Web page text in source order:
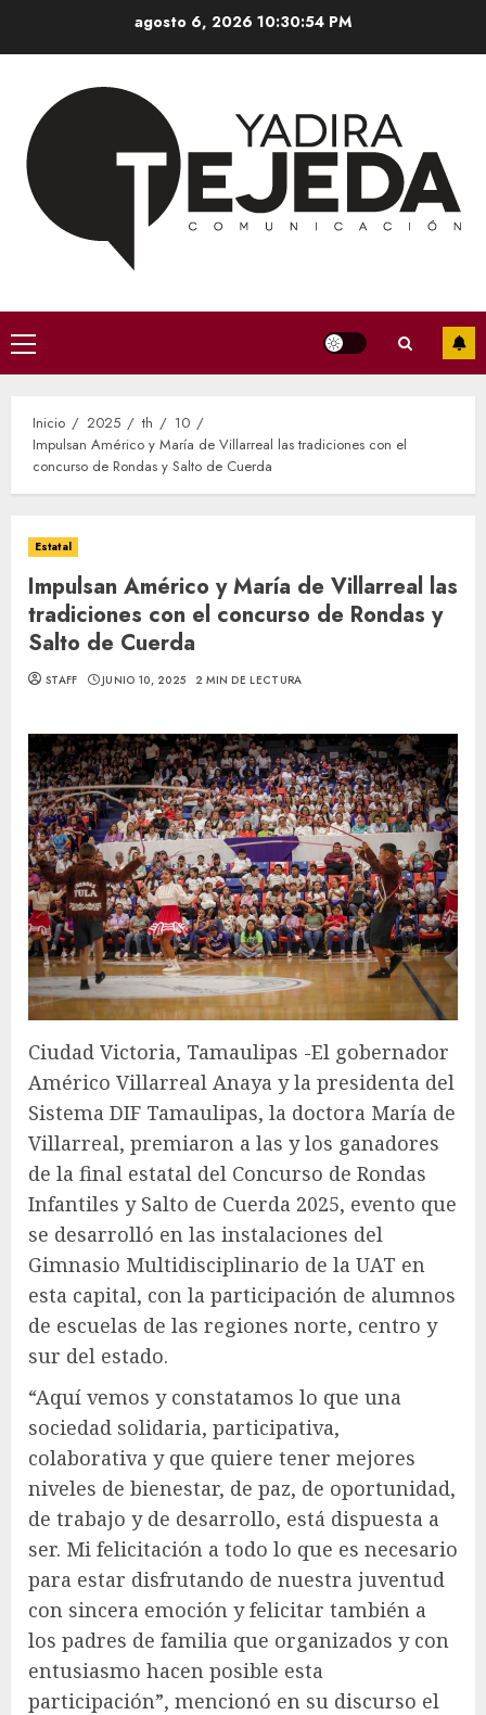
agosto 6, 2026 10:30:56 PM
Menú
principal
Inicio 2025 th
10
Impulsan Américo y María de Villarreal las tradiciones con el
concurso de Rondas y Salto de Cuerda
Estatal
Impulsan Américo y María de Villarreal las
tradiciones con el concurso de Rondas y
Salto de Cuerda
STAFF JUNIO 10, 2025 2 MIN DE LECTURA
Ciudad Victoria, Tamaulipas -El gobernador
Américo Villarreal Anaya y la presidenta del
Sistema DIF Tamaulipas, la doctora María de
Villarreal, premiaron a las y los ganadores
de la final estatal del Concurso de Rondas
Infantiles y Salto de Cuerda 2025, evento que
se desarrolló en las instalaciones del
Gimnasio Multidisciplinario de la UAT en
esta capital, con la participación de alumnos
de escuelas de las regiones norte, centro y
sur del estado.
“Aquí vemos y constatamos lo que una
sociedad solidaria, participativa,
colaborativa y que quiere tener mejores
niveles de bienestar, de paz, de oportunidad,
de trabajo y de desarrollo, está dispuesta a
ser. Mi felicitación a todo lo que es necesario
para estar disfrutando de nuestra juventud
con sincera emoción y felicitar también a
los padres de familia que organizados y con
entusiasmo hacen posible esta
participación”, mencionó en su discurso el